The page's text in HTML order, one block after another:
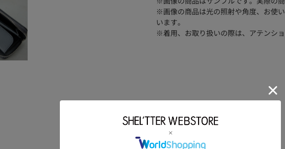
※画像の商品は光の照射や角度、お使
います。
※着用、お取り扱いの際は、アテンシ